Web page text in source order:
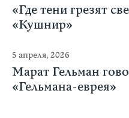
«Где тени грезят
«Кушнир»
5 апреля, 2026
Марат Гельман
«Гельмана-еврея»